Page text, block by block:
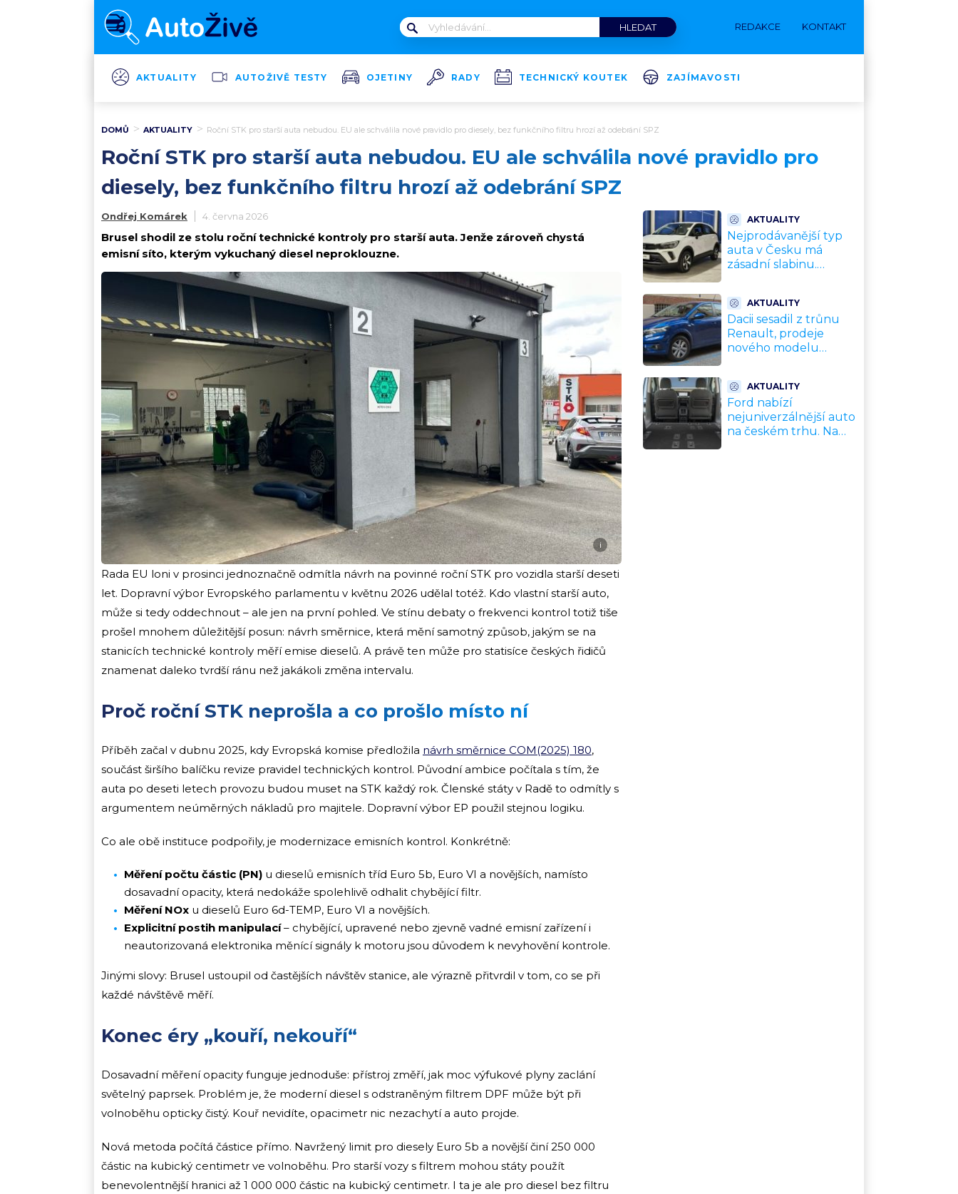
REDAKCE KONTAKT
AKTUALITY AUTOŽIVĚ TESTY OJETINY RADY TECHNICKÝ KOUTEK ZAJÍMAVOSTI
DOMŮ AKTUALITY Roční STK pro starší auta nebudou. EU ale schválila nové pravidlo pro diesely, bez funkčního filtru hrozí až odebrání SPZ
Roční STK pro starší auta nebudou. EU ale schválila nové pravidlo pro
diesely, bez funkčního filtru hrozí až odebrání SPZ
Ondřej Komárek 4. června 2026
Brusel shodil ze stolu roční technické kontroly pro starší auta. Jenže zároveň chystá
emisní síto, kterým vykuchaný diesel neproklouzne.
i
Rada EU loni v prosinci jednoznačně odmítla návrh na povinné roční STK pro vozidla starší deseti
let. Dopravní výbor Evropského parlamentu v květnu 2026 udělal totéž. Kdo vlastní starší auto,
může si tedy oddechnout – ale jen na první pohled. Ve stínu debaty o frekvenci kontrol totiž tiše
prošel mnohem důležitější posun: návrh směrnice, která mění samotný způsob, jakým se na
stanicích technické kontroly měří emise dieselů. A právě ten může pro statisíce českých řidičů
znamenat daleko tvrdší ránu než jakákoli změna intervalu.
Proč roční STK neprošla a co prošlo místo ní
Příběh začal v dubnu 2025, kdy Evropská komise předložila návrh směrnice COM(2025) 180,
součást širšího balíčku revize pravidel technických kontrol. Původní ambice počítala s tím, že
auta po deseti letech provozu budou muset na STK každý rok. Členské státy v Radě to odmítly s
argumentem neúměrných nákladů pro majitele. Dopravní výbor EP použil stejnou logiku.
Co ale obě instituce podpořily, je modernizace emisních kontrol. Konkrétně:
Měření počtu částic (PN) u dieselů emisních tříd Euro 5b, Euro VI a novějších, namísto
dosavadní opacity, která nedokáže spolehlivě odhalit chybějící filtr.
Měření NOx u dieselů Euro 6d-TEMP, Euro VI a novějších.
Explicitní postih manipulací– chybějící, upravené nebo zjevně vadné emisní zařízení i
neautorizovaná elektronika měnící signály k motoru jsou důvodem k nevyhovění kontrole.
Jinými slovy: Brusel ustoupil od častějších návštěv stanice, ale výrazně přitvrdil v tom, co se při
každé návštěvě měří.
Konec éry „kouří, nekouří“
Dosavadní měření opacity funguje jednoduše: přístroj změří, jak moc výfukové plyny zaclání
světelný paprsek. Problém je, že moderní diesel s odstraněným filtrem DPF může být při
volnoběhu opticky čistý. Kouř nevidíte, opacimetr nic nezachytí a auto projde.
Nová metoda počítá částice přímo. Navržený limit pro diesely Euro 5b a novější činí 250 000
částic na kubický centimetr ve volnoběhu. Pro starší vozy s filtrem mohou státy použít
benevolentnější hranici až 1 000 000 částic na kubický centimetr. I ta je ale pro diesel bez filtru
AKTUALITY
Nejprodávanější typ
auta v Česku má
zásadní slabinu.
být nejsilnější
AKTUALITY
Dacii sesadil z trůnu
Renault, prodeje
nového modelu
jedou svojí pohádku
AKTUALITY
Ford nabízí
nejuniverzálnější auto
na českém trhu. Na